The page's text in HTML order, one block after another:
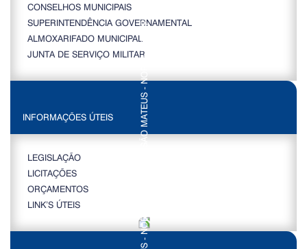
CONSELHOS MUNICIPAIS
SUPERINTENDÊNCIA GOVERNAMENTAL
ALMOXARIFADO MUNICIPAL
JUNTA DE SERVIÇO MILITAR
INFORMAÇÕES ÚTEIS
LEGISLAÇÃO
LICITAÇÕES
ORÇAMENTOS
LINK’S ÚTEIS